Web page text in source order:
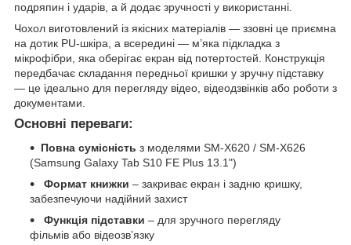
подряпин і ударів, а й додає зручності у використанні.
Чохол виготовлений із якісних матеріалів — ззовні це приємна
на дотик PU-шкіра, а всередині — м’яка підкладка з
мікрофібри, яка оберігає екран від потертостей. Конструкція
передбачає складання передньої кришки у зручну підставку
— це ідеально для перегляду відео, відеодзвінків або роботи з
документами.
Основні переваги:
Повна сумісність з моделями SM-X620 / SM-X626
(Samsung Galaxy Tab S10 FE Plus 13.1")
Формат книжки – закриває екран і задню кришку,
забезпечуючи надійний захист
Функція підставки – для зручного перегляду
фільмів або відеозв’язку